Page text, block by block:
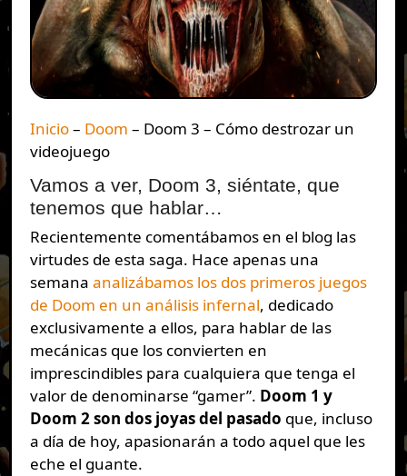
Inicio– Doom – Doom 3 – Cómo destrozar un
videojuego
Vamos a ver, Doom 3, siéntate, que
tenemos que hablar…
Recientemente comentábamos en el blog las
virtudes de esta saga. Hace apenas una
semana analizábamos los dos primeros juegos
de Doom en un análisis infernal, dedicado
exclusivamente a ellos, para hablar de las
mecánicas que los convierten en
imprescindibles para cualquiera que tenga el
valor de denominarse “gamer”. Doom 1 y
Doom 2 son dos joyas del pasado que, incluso
a día de hoy, apasionarán a todo aquel que les
eche el guante.